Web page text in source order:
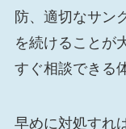
防、適切なサン
を続けることが
すぐ相談できる
早めに対処すれ